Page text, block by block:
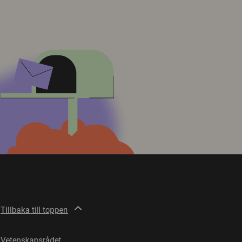
Tillbaka till toppen
Vetenskapsrådet